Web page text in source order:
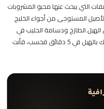
التي يبحث عنها محبو المشروبات
المستوحى من أجواء الخليج
الطازج ودسامة الحليب في
كوب واحد لا يُقاوم. وإذا كنت تسأل عن كرك بالهيل في 5 دقائق فحسب، فأنت